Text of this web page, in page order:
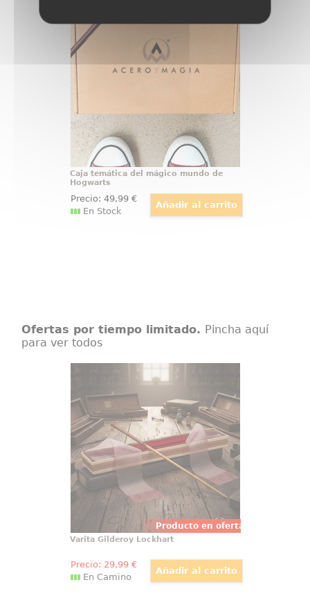
Caja temática de Hogwarts.
¿Crees en la magia? Tenemos la
caja más cuqui del mágico mundo
de Hogwarts, una caja temática
llena de contenido potterhead
para amantes de la saga más
mágica.
Caja temática del mágico mundo de
Hogwarts
Precio: 49,99€
En Stock
Ofertas por tiempo limitado. Pincha aquí
para ver todos
Producto en oferta
Luce en tu colección la elegancia
que encandiló a Hogwarts con la
varita Gilderoy Lockhart: una
réplica oficial de The Noble
Collection presentada en caja de
Ollivanders, donde el interior de
terciopelo
Varita Gilderoy Lockhart
Precio: 29,99€
En Camino